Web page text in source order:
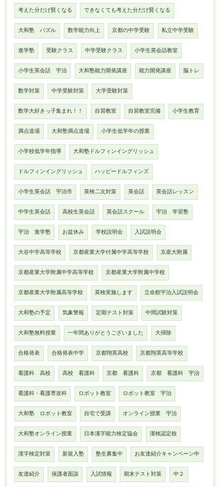
考えた分だけ賢くなる できなくても考えた分だけ賢くなる
大和塾 パズル 数学能力向上 京都の中学受験 私立中学受験
進学塾 受験クラス 中学受験クラス 小学生英会話教室
小学生英会話 宇治 大和塾能力開発講座 能力開発講座 脳トレ
数学対策 中学受験対策 大学受験対策
数学大好きっ子集まれ！！ 自習教室 自習教室完備 小学生教育
満点道場 大和塾満点道場 小学生低学年の授業
小学校低学年指導 大和塾ドルフィンイングリッシュ
ドルフィンイングリッシュ ハッピードルフィンズ
小学生英会話 宇治市 英検二次対策 英会話 英会話レッスン
中学生英会話 高校生英会話 英会話スクール 宇治 学習塾
宇治 進学塾 お盆休み 学校説明会 入試説明会
大谷中学高等学校 京都産業大学付属中学高等学校 京産大附属
京都産業大学附属中学高等学校 京都産業大学附属中学校
京都産業大学附属高等学校 英検実施します 立命館宇治入試説明会
大和塾の予定 気象警報 定期テスト対策 中間試験対策
大和塾無料授業 一年間ありがとうございました 大掃除
合格発表 合格発表中学 京都翔英高校 京都翔英高等学校
看護科 高校 高校 看護科 京都 看護科 京都 看護科 宇治
看護科・看護専攻科 ロボット教室 ロボット教室 宇治
大和塾 ロボット教室 自宅で受講 オンライン授業 宇治
大和塾オンライン授業 日本漢字能力検定協会 漢検認定校
漢字検定対策 新規入塾 塾生募集中 お友達紹介キャンペーン中
友達紹介 保護者面談 入試情報 期末テスト対策 中２